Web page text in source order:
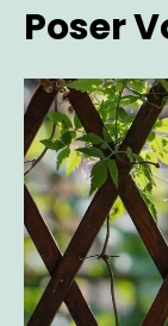
Poser